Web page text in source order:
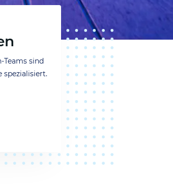
Teams sind
spezialisiert.